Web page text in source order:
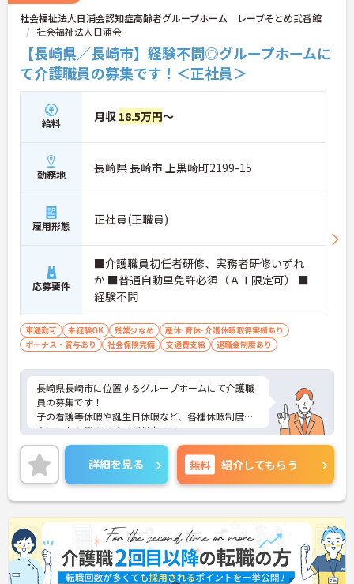
社会福祉法人日浦会認知症高齢者グループホーム レーブそとめ弐番館
社会福祉法人日浦会
【長崎県／長崎市】経験不問◎グループホームに
て介護職員の募集です！＜正社員＞
給料 月収 18.5万円～
勤務地 長崎県 長崎市 上黒崎町2199-15
雇用形態 正社員(正職員)
応募要件
■介護職員初任者研修、実務者研修いずれ
か ■普通自動車免許必須（ＡＴ限定可） ■
経験不問
車通勤可 未経験OK 残業少なめ
産休･育休･介護休暇取得実績あり
ボーナス・賞与あり
社会保険完備 交通費支給 退職金制度あり
長崎県長崎市に位置するグループホームにて介護職
員の募集です！
子の看護等休暇や誕生日休暇など、各種休暇制度充
実しており働きやすさが魅力です。
ご興味のある方には、面接対策ポイントなど、さら
に詳細をご案内しますのでお気軽にご相談くださ
い！
詳細を見る 無料 紹介してもらう